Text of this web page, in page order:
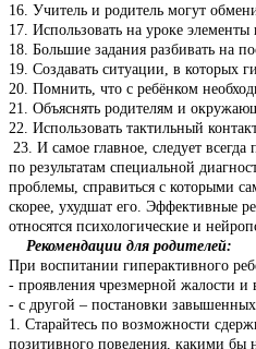
16. Учитель и родитель могут
17. Использовать на уроке элементы
18. Большие задания разбивать на
19. Создавать ситуации, в которых
20. Помнить, что с ребёнком
21. Объяснять родителям и
22. Использовать тактильный
23. И самое главное, следует
по результатам специальной
проблемы, справиться с которыми
скорее, ухудшат его. Эффективные
относятся психологические и
Рекомендации для родителей:
При воспитании гиперактивного
- проявления чрезмерной жалости и
- с другой – постановки
1. Старайтесь по возможности
позитивного поведения, какими бы